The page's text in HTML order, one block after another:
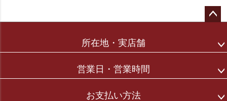
所在地・実店舗
営業日・営業時間
お支払い方法